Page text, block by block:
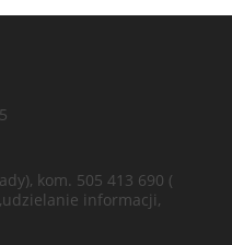
kom. 505 413 690 (
informacji,